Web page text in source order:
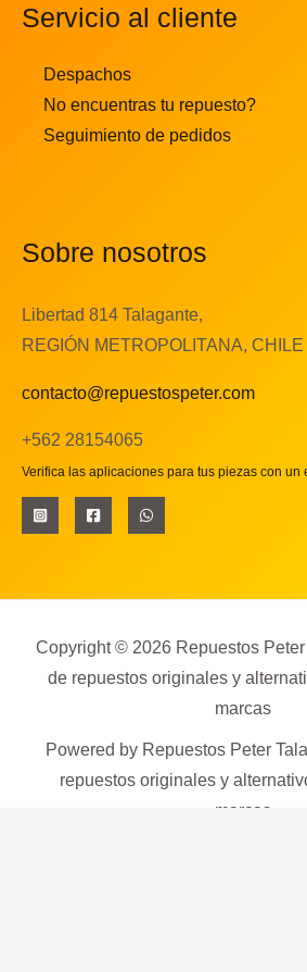
Servicio al cliente
Despachos
No encuentras tu repuesto?
Seguimiento de pedidos
Sobre nosotros
Libertad 814 Talagante,
REGIÓN METROPOLITANA, CHILE
contacto@repuestospeter.com
+562 28154065
Verifica las aplicaciones para tus piezas con un
Copyright © 2026 Repuestos
de repuestos originales y
marcas
Powered by Repuestos Peter
repuestos originales y
marcas